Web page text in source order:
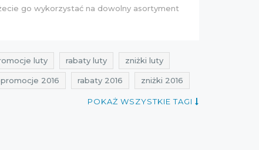
go wykorzystać na dowolny asortyment
luty rabaty luty zniżki luty
promocje 2016 rabaty 2016 zniżki 2016
Sklepy zakupy 2016
POKAŻ WSZYSTKIE TAGI